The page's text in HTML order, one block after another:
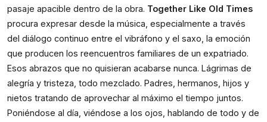
pasaje apacible dentro de la obra.
procura expresar desde la música, especialmente a través
del diálogo continuo entre el vibráfono y el saxo, la emoción
que producen los reencuentros familiares de un expatriado.
Esos abrazos que no quisieran acabarse nunca. Lágrimas de
alegría y tristeza, todo mezclado. Padres, hermanos, hijos y
nietos tratando de aprovechar al máximo el tiempo juntos.
Poniéndose al día, viéndose a los ojos, hablando de todo y de